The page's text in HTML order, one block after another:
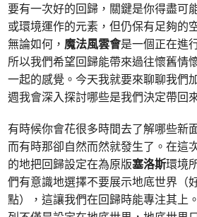
要有一次好的回歸，關鍵是你得盡可
或環境運作的元素，但仍保有足夠的
無論如何， 魔法風雲會是一個正在進
所以我們希望回歸能帶來過往懷舊情
一起的感覺。今天我就要來聊聊我們
週我會深入探討哪些是我們決定帶回
有時候你會花很多時間去了解哪些新
而有時那卻自然而然就發生了。在這
的地把回歸設定在為原版塞洛斯環境
們有意識地選擇不要展示地底世界（
點），這讓我們在回歸時能專注其上